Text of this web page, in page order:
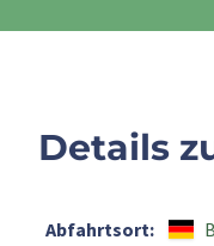
Details
Abfahrtsort: